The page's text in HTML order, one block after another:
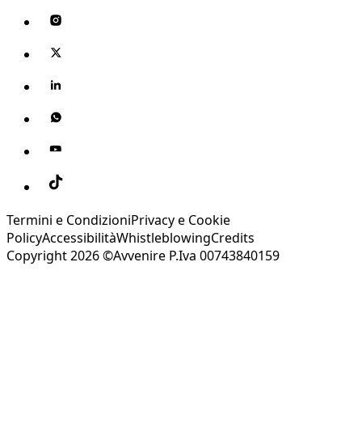
Termini e CondizioniPrivacy e Cookie
PolicyAccessibilitàWhistleblowingCredits
Copyright 2026 ©Avvenire P.Iva 00743840159